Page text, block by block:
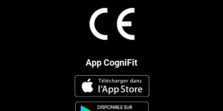
App CogniFit